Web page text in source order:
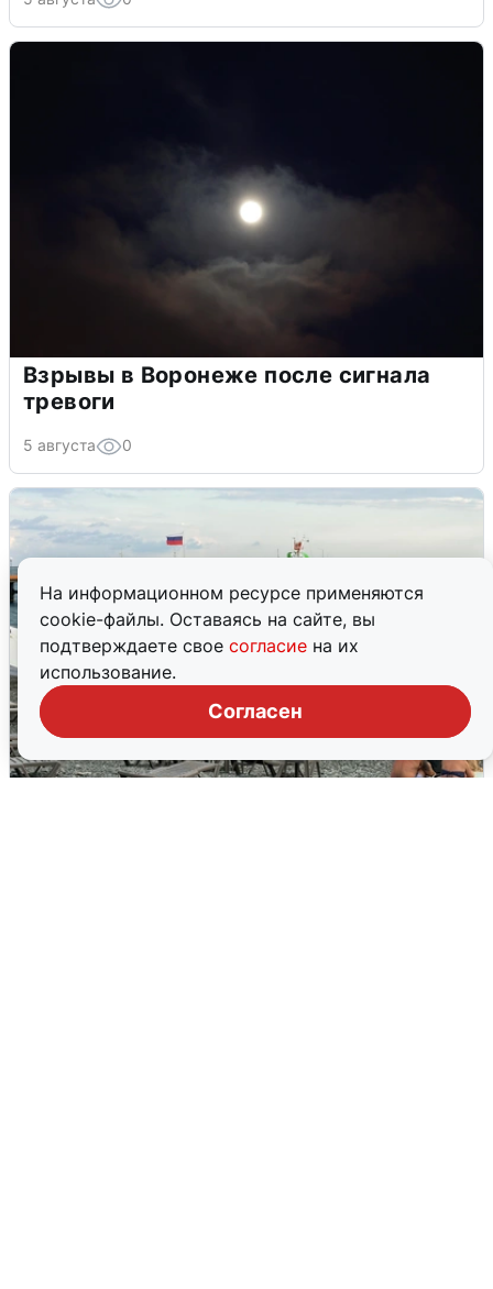
На информационном ресурсе применяются
cookie-файлы. Оставаясь на сайте, вы
подтверждаете свое согласие на их
использование.
Согласен
Взрывы в Воронеже после сигнала
тревоги
5 августа 0